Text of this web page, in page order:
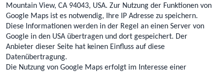
Mountain View, CA 94043, USA. Zur Nutzung der Funktionen von
Google Maps ist es notwendig, Ihre IP Adresse zu speichern.
Diese Informationen werden in der Regel an einen Server von
Google in den USA übertragen und dort gespeichert. Der
Anbieter dieser Seite hat keinen Einfluss auf diese
Datenübertragung.
Die Nutzung von Google Maps erfolgt im Interesse einer